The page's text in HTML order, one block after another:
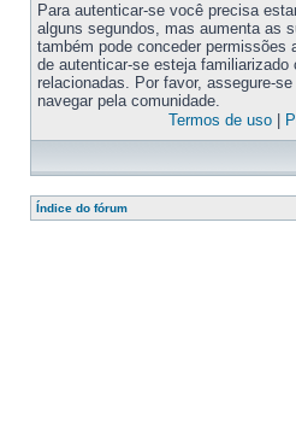
Para autenticar-se você precisa
alguns segundos, mas aumenta as
também pode conceder permissões
de autenticar-se esteja
relacionadas. Por favor, assegure-
navegar pela comunidade.
Termos de uso|
Índice do fórum